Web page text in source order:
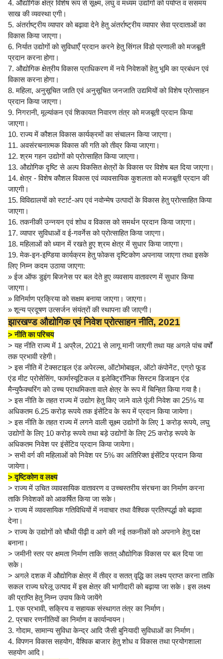
4. औद्योगिक क्षेत्र विशेष रूप से सूक्ष्म, लघु व मध्यम उद्योगों को पर्याप्त व ससमय
साख की व्यवस्था एगी।
5. अंतर्राष्ट्रीय व्यापार को बढ़ावा देने हेतु अंतर्राष्ट्रीय व्यापार सेवा प्रदाताओं का
विकास किया जाएगा।
6. निर्यात उद्योगों को सुविधाएँ प्रदान करने हेतु सिंगल विंडो प्रणाली को मजबूती
प्रदान करना होगा।
7. औद्योगिक क्षेत्रीय विकास प्राधिकरण में नये निवेशकों हेतु भूमि का प्रबंधन एवं
विकास करना होगा।
8. महिला, अनुसूचित जाति एवं अनुसूचित जनजाति उद्यमियों को विशेष प्रोत्साहन
प्रदान किया जाएगा।
9. निगरानी, मूल्यांकन एवं शिकायत निवारण तंत्र को मजबूती प्रदान किया
जाएगा।
10. राज्य में कौशल विकास कार्यक्रमों का संचालन किया जाएगा।
11. अवसंरचनात्मक विकास की गति को तीव्र किया जाएगा।
12. श्रम गहन उद्योगों को प्रोत्साहित किया जाएगा।
13. औद्योगिक दृष्टि से अल्प विकसित क्षेत्रों के विकास पर विशेष बल दिया जाएगा।
14. क्षेत्र - विशेष कौशल विकास एवं व्यावसायिक कुशलता को मजबूती प्रदान की
जाएगी।
15. विविद्यालयों को स्टार्ट-अप एवं नवोन्मेष उत्पादों के विकास हेतु प्रोत्साहित किया
जाएगा।
16. तकनीकी उन्नयन एवं शोध व विकास को समर्थन प्रदान किया जाएगा।
17. व्यापार सुविधाओं व ई-गवर्नेस को प्रोत्साहित किया जाएगा।
18. महिलाओं को ध्यान में रखते हुए श्रम क्षेत्र में सुधार किया जाएगा।
19. मेक-इन-इण्डिया कार्यक्रम हेतु फोकस दृष्टिकोण अपनाया जाएगा तथा इसके
लिए निम्न कदम उठाया जाएगा:
» ईज ऑफ डुइंग बिजनेस पर बल देते हुए व्यवसाय वातावरण में सुधार किया
जाएगा।
» विनिर्माण प्रक्रिया को सक्षम बनाया जाएगा। जाएगा।
» शून्य प्रदूषण उत्सर्जन संयंत्रों की स्थापना की जाएगी।
झारखण्ड औद्योगिक एवं निवेश प्रोत्साहन नीति, 2021
> नीति का परिचय
> यह नीति राज्य में 1 अप्रैल, 2021 से लागू मानी जाएगी तथा यह अगले पांच वर्षों
तक प्रभावी रहेगी।
> इस नीति में टेक्सटाइल एंड अपेरल्स, ऑटोमोबाइल, ऑटो कंपोनेंट, एग्रो फूड
एंड मीट प्रोसेसिंग, फार्मास्यूटिकल व इलेक्ट्रिॉनिक सिस्टम डिजाइन एंड
मैन्युफैक्चरिंग को उच्च प्राथमिकता वाले क्षेत्र के रूप में चिन्हित किया गया है।
> इस नीति के तहत राज्य में उद्योग हेतु किए जाने वाले पूंजी निवेश का 25% या
अधिकतम 6.25 करोड़ रूपये तक इंसेंटिव के रूप में प्रदान किया जायेगा।
> इस नीति के तहत राज्य में लगने वाली सूक्ष्म उद्योगों के लिए 1 करोड़ रूपये, लघु
उद्योगों के लिए 10 करोड़ रूपये तथा बड़े उद्योगों के लिए 25 करोड़ रूपये के
अधिकतम निवेश पर इंसेंटिव प्रदान किया जायेगा।
> सभी वर्ग की महिलाओं को निवेश पर 5% का अतिरिक्त इंसेंटिव प्रदान किया
जायेगा।
> दृष्टिकोण व लक्ष्य
> राज्य में उचित व्यावसायिक वातावरण व उच्चस्तरीय संरचना का निर्माण करना
ताकि निवेशकों को आकर्षित किया जा सके।
> राज्य में व्यावसायिक गतिविधियों में नवाचार तथा वैश्विक प्रतिस्पर्द्धा को बढ़ावा
देना।
> राज्य के उद्योगों को चौथी पीढ़ी व आगे की नई तकनीकों को अपनाने हेतु दक्ष
बनाना।
> जमीनी स्तर पर क्षमता निर्माण ताकि सतत् औद्योगिक विकास पर बल दिया जा
सके।
> अगले दशक में औद्योगिक क्षेत्र में तीव्र व सतत् वृद्धि का लक्ष्य प्राप्त करना ताकि
सकल राज्य घरेलू उत्पाद में इस क्षेत्र की भागीदारी को बढ़ाया जा सके। इस लक्ष्य
की प्राप्ति हेतु निम्न उपाय किये जायेंगे
1. एक प्रभावी, सक्रिय व सहायक संस्थागत तंत्र का निर्माण।
2. प्रचार रणनीतियों का निर्माण व कार्यान्वयन।
3. गोदाम, सामान्य सुविधा केन्द्र आदि जैसी बुनियादी सुविधाओं का निर्माण।
4. विपणन विकास सहयोग, वैश्विक बाजार हेतु शोध व विकास तथा प्रयोगशाला
सहयोग आदि।